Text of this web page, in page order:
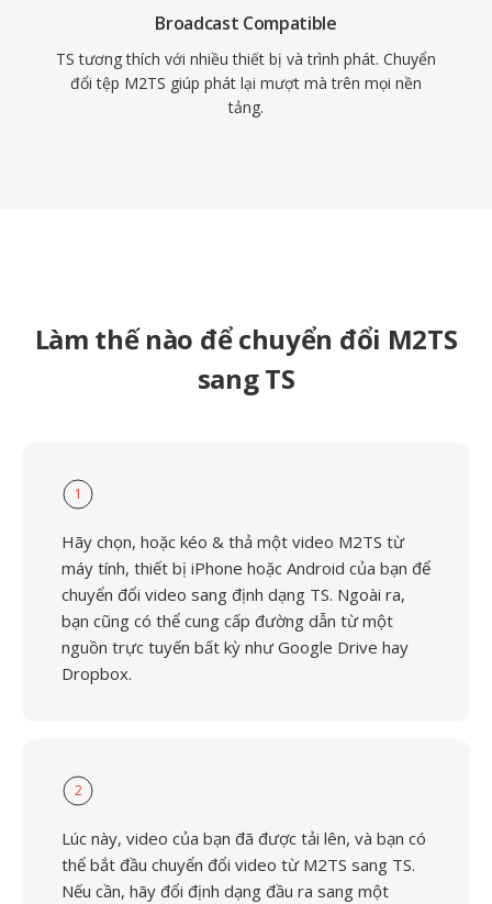
Broadcast Compatible
TS tương thích với nhiều thiết bị và trình phát. Chuyển
đổi tệp M2TS giúp phát lại mượt mà trên mọi nền
tảng.
Làm thế nào để chuyển đổi M2TS
sang TS
1
Hãy chọn, hoặc kéo & thả một video M2TS từ
máy tính, thiết bị iPhone hoặc Android của bạn để
chuyển đổi video sang định dạng TS. Ngoài ra,
bạn cũng có thể cung cấp đường dẫn từ một
nguồn trực tuyến bất kỳ như Google Drive hay
Dropbox.
2
Lúc này, video của bạn đã được tải lên, và bạn có
thể bắt đầu chuyển đổi video từ M2TS sang TS.
Nếu cần, hãy đổi định dạng đầu ra sang một